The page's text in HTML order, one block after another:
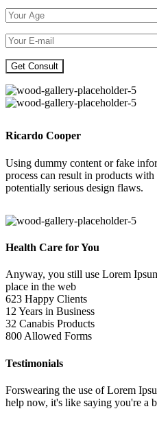
Ricardo Cooper
Using dummy content or fake
process can result in products
potentially serious design flaws.
Health Care for You
Anyway, you still use Lorem
place in the web
623 Happy Clients
12 Years in Business
32 Canabis Products
800 Allowed Forms
Testimonials
Forswearing the use of Lorem
help now, it's like saying you're a